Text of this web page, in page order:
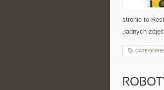
stronie to
„ładnych